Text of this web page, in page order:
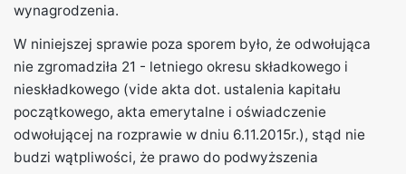
wynagrodzenia.
W niniejszej sprawie poza sporem było, że odwołująca
nie zgromadziła 21 - letniego okresu składkowego i
nieskładkowego (vide akta dot. ustalenia kapitału
początkowego, akta emerytalne i oświadczenie
odwołującej na rozprawie w dniu 6.11.2015r.), stąd nie
budzi wątpliwości, że prawo do podwyższenia